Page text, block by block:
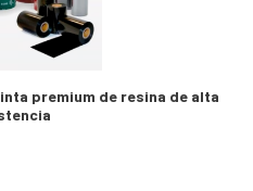
premium de resina de alta